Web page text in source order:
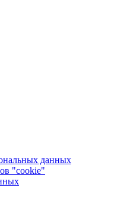
данных
"cookie"